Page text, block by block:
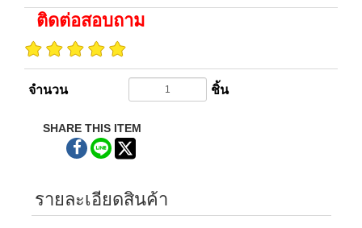
ติดต่อสอบถาม
จำนวน ชิ้น
SHARE THIS ITEM
รายละเอียดสินค้า